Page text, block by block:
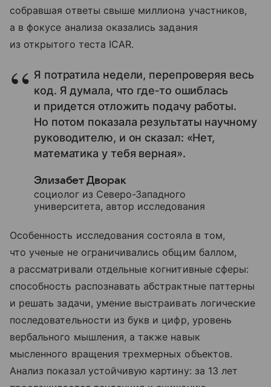
собравшая ответы свыше миллиона участников,
а в фокусе анализа оказались задания
из открытого теста ICAR.
Я потратила недели, перепроверяя весь
код. Я думала, что где‑то ошиблась
и придется отложить подачу работы.
Но потом показала результаты научному
руководителю, и он сказал: «Нет,
математика у тебя верная».
Элизабет Дворак
социолог из Северо-Западного
университета, автор исследования
Особенность исследования состояла в том,
что ученые не ограничивались общим баллом,
а рассматривали отдельные когнитивные сферы:
способность распознавать абстрактные паттерны
и решать задачи, умение выстраивать логические
последовательности из букв и цифр, уровень
вербального мышления, а также навык
мысленного вращения трехмерных объектов.
Анализ показал устойчивую картину: за 13 лет